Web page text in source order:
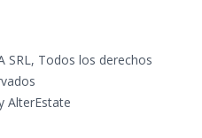
SRL, Todos los derechos
AlterEstate